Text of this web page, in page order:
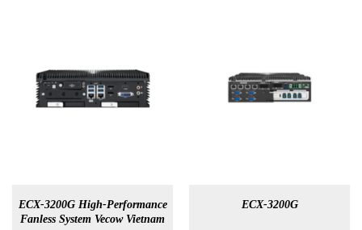
ECX-3200G High-Performance
Fanless System Vecow Vietnam
ECX-3200G